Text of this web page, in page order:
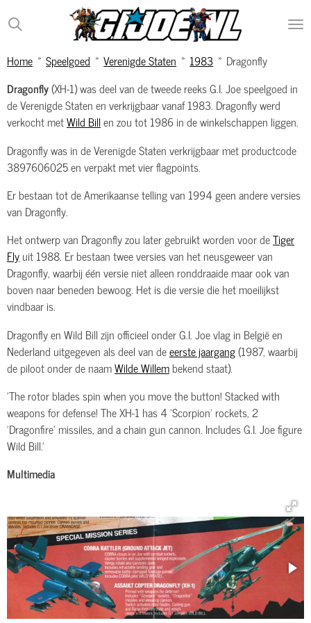
Ga
direct
de
hoofdinhoud
Home » Speelgoed » Verenigde Staten » 1983 » Dragonfly
Dragonfly(XH-1) was deel van de tweede reeks G.I. Joe speelgoed in
de Verenigde Staten en verkrijgbaar vanaf 1983. Dragonfly werd
verkocht metWild Billen zou tot 1986 in de winkelschappen liggen.
Dragonfly was in de Verenigde Staten verkrijgbaar met productcode
3897606025 en verpakt met vier flagpoints.
Er bestaan tot de Amerikaanse telling van 1994 geen andere versies
van Dragonfly.
Het ontwerp van Dragonfly zou later gebruikt worden voor deTiger
Flyuit 1988. Er bestaan twee versies van het neusgeweer van
Dragonfly, waarbij één versie niet alleen ronddraaide maar ook van
boven naar beneden bewoog. Het is die versie die het moeilijkst
vindbaar is.
Dragonfly en Wild Bill zijn officieel onder G.I. Joe vlag in België en
Nederland uitgegeven als deel van deeerste jaargang(1987, waarbij
de piloot onder de naamWilde Willembekend staat).
'The rotor blades spin when you move the button! Stacked with
weapons for defense! The XH-1 has 4 'Scorpion' rockets, 2
'Dragonfire' missiles, and a chain gun cannon. Includes G.I. Joe figure
Wild Bill.'
Multimedia